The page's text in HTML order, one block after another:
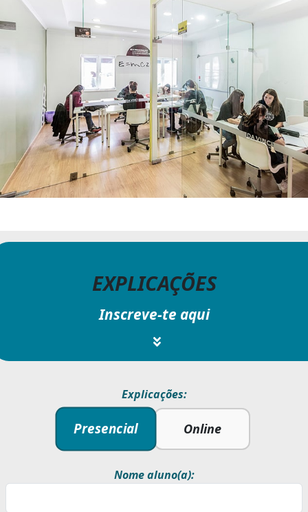
EXPLICAÇÕES
Inscreve-te aqui
Explicações:
Presencial Online
Nome aluno(a):